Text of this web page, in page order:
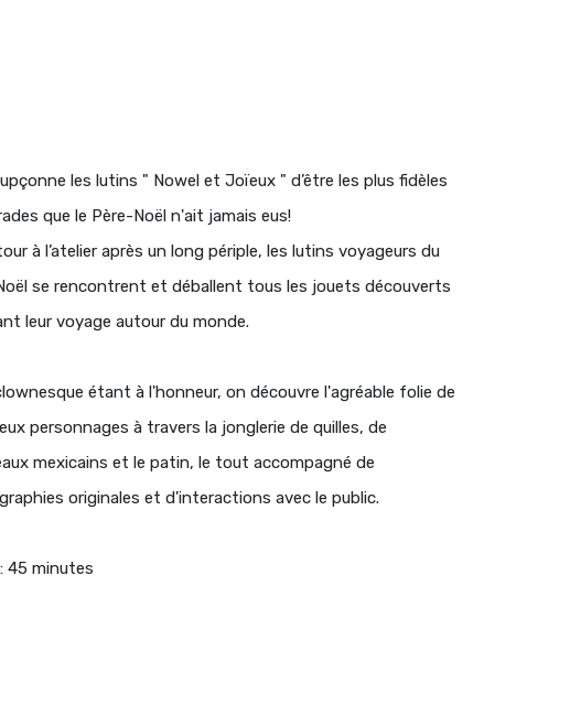
les lutins " Nowel et Joïeux " d’être les plus fidèles
que le Père-Noël n'ait jamais eus!
à l’atelier après un long périple, les lutins voyageurs du
se rencontrent et déballent tous les jouets découverts
leur voyage autour du monde.
étant à l'honneur, on découvre l'agréable folie de
personnages à travers la jonglerie de quilles, de
mexicains et le patin, le tout accompagné de
originales et d'interactions avec le public.
45 minutes